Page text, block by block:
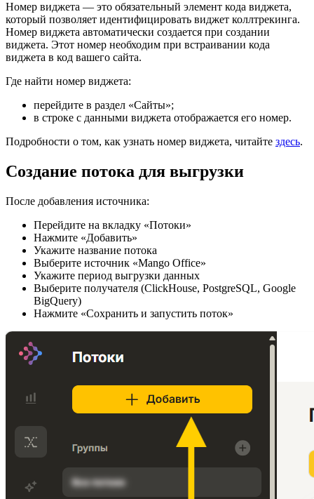
Номер виджета — это обязательный элемент кода виджета,
который позволяет идентифицировать виджет коллтрекинга.
Номер виджета автоматически создается при создании
виджета. Этот номер необходим при встраивании кода
виджета в код вашего сайта.
Где найти номер виджета:
перейдите в раздел «Сайты»;
в строке с данными виджета отображается его номер.
Подробности о том, как узнать номер виджета, читайте здесь.
Создание потока для выгрузки
После добавления источника:
Перейдите на вкладку «Потоки»
Нажмите «Добавить»
Укажите название потока
Выберите источник «Mango Office»
Укажите период выгрузки данных
Выберите получателя (ClickHouse, PostgreSQL, Google
BigQuery)
Нажмите «Сохранить и запустить поток»